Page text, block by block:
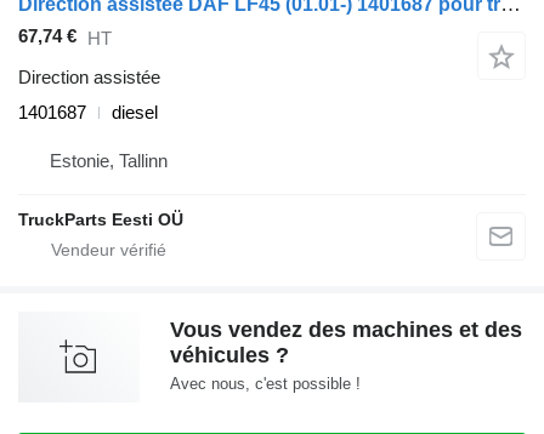
67,74 € HT
Direction assistée
1401687
diesel
Estonie, Tallinn
TruckParts Eesti OÜ
Vous vendez des machines et des
véhicules ?
Avec nous, c'est possible !